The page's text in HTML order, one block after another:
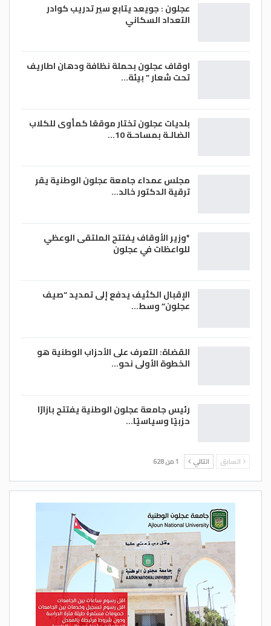
عجلون : جويعد يتابع سير تدريب كوادر
التعداد السكاني
اوقاف عجلون بحملة نظافة ودهان اطاريف
تحت شعار ” بيئة…
بلديات عجلون تختار موقعًا كمأوى للكلاب
الضالـة بمساحـة 10…
مجلس عمداء جامعة عجلون الوطنية يقر
ترقية الدكتور خالد…
*وزير الأوقاف يفتتح الملتقى الوعظي
للواعظات في عجلون
الإقبال الكثيف يدفع إلى تمديد “صيف
عجلون” وسط…
القضاة: التعرف على الأحزاب الوطنية هو
الخطوة الأولى نحو…
رئيس جامعة عجلون الوطنية يفتتح بازارًا
حزبيًا وسياسيًا…
السابق التالي 1 من 628